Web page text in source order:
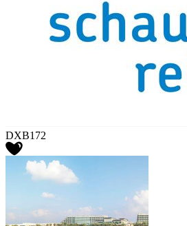
DXB172